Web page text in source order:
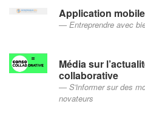
Application
Entreprendre avec
Média sur
collaborative
S'informer sur des
novateurs